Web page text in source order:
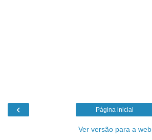
‹ Página inicial
Ver versão para a web